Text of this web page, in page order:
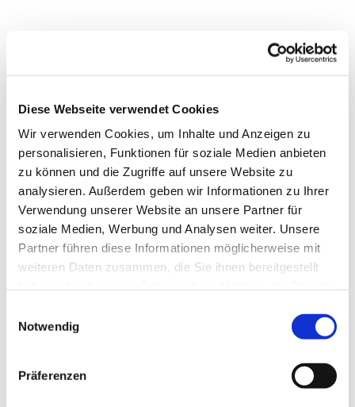
Diese Webseite verwendet Cookies
Wir verwenden Cookies, um Inhalte und Anzeigen zu
personalisieren, Funktionen für soziale Medien anbieten
zu können und die Zugriffe auf unsere Website zu
analysieren. Außerdem geben wir Informationen zu Ihrer
Verwendung unserer Website an unsere Partner für
soziale Medien, Werbung und Analysen weiter. Unsere
Partner führen diese Informationen möglicherweise mit
weiteren Daten zusammen, die Sie ihnen bereitgestellt
Notwendig
Präferenzen
Dies könnte Sie auch
interessieren